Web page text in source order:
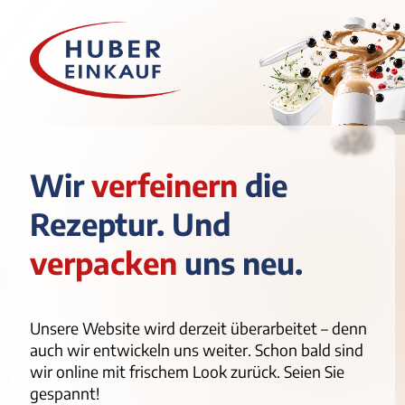
Wirverfeinern die
Rezeptur. Und
verpacken uns neu.
Unsere Website wird derzeit überarbeitet – denn
auch wir entwickeln uns weiter. Schon bald sind
wir online mit frischem Look zurück. Seien Sie
gespannt!